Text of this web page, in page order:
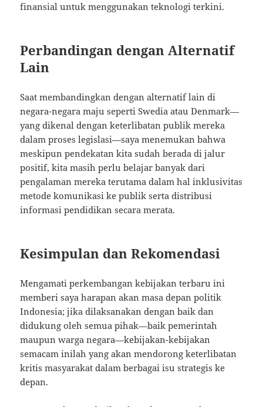
finansial untuk menggunakan teknologi terkini.
Perbandingan dengan Alternatif
Lain
Saat membandingkan dengan alternatif lain di
negara-negara maju seperti Swedia atau Denmark—
yang dikenal dengan keterlibatan publik mereka
dalam proses legislasi—saya menemukan bahwa
meskipun pendekatan kita sudah berada di jalur
positif, kita masih perlu belajar banyak dari
pengalaman mereka terutama dalam hal inklusivitas
metode komunikasi ke publik serta distribusi
informasi pendidikan secara merata.
Kesimpulan dan Rekomendasi
Mengamati perkembangan kebijakan terbaru ini
memberi saya harapan akan masa depan politik
Indonesia; jika dilaksanakan dengan baik dan
didukung oleh semua pihak—baik pemerintah
maupun warga negara—kebijakan-kebijakan
semacam inilah yang akan mendorong keterlibatan
kritis masyarakat dalam berbagai isu strategis ke
depan.